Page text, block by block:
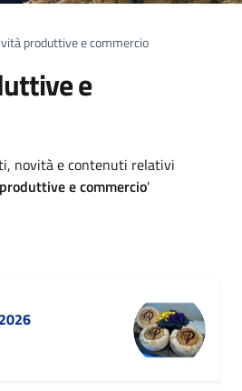
produttive e commercio
e
novità e contenuti relativi
e commercio'